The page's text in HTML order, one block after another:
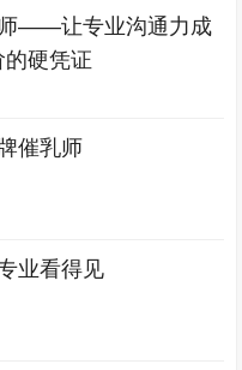
——让专业沟通力成
硬凭证
催乳师
业看得见